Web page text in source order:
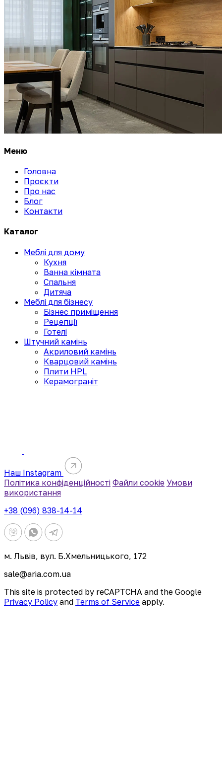
Меню
Головна
Проєкти
Про нас
Блог
Контакти
Каталог
Меблі для дому
Кухня
Ванна кімната
Спальня
Дитяча
Меблі для бізнесу
Бізнес приміщення
Рецепції
Готелі
Штучний камінь
Акриловий камінь
Кварцовий камінь
Плити HPL
Керамограніт
Наш Instagram
Політика конфіденційності Файли cookie Умови
використання
+38 (096) 838-14-14
м. Львів, вул. Б.Хмельницького, 172
sale@aria.com.ua
This site is protected by reCAPTCHA and the Google
Privacy Policy and Terms of Service apply.